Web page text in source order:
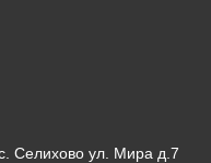
Селихово ул. Мира д.7